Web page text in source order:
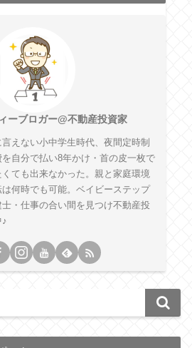
ーブロガー@不動産投資家
えない小中学生時代、夜間定時制
自分で払い8年かけ・首の皮一枚で
ても出来なかった。親と家庭環境
何時でも可能。ベイビーステップ
・仕事の合い間を見つけ不動産投